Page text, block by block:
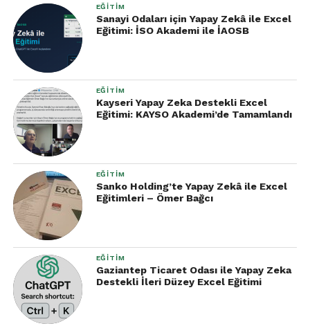
EĞITIM
Sanayi Odaları için Yapay Zekâ ile Excel
Eğitimi: İSO Akademi ile İAOSB
EĞITIM
Kayseri Yapay Zeka Destekli Excel
Eğitimi: KAYSO Akademi’de Tamamlandı
EĞITIM
Sanko Holding’te Yapay Zekâ ile Excel
Eğitimleri – Ömer Bağcı
EĞITIM
Gaziantep Ticaret Odası ile Yapay Zeka
Destekli İleri Düzey Excel Eğitimi